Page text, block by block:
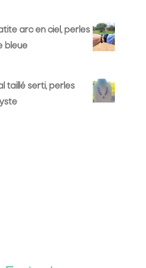
arc en ciel, perles
bleue
taillé serti, perles